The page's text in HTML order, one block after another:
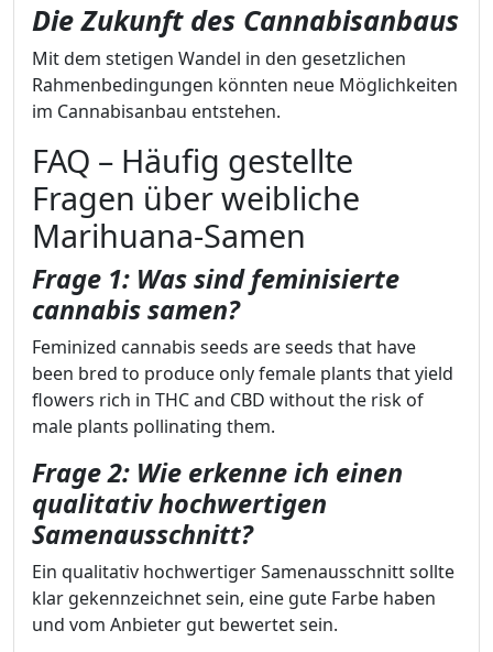
Die Zukunft des Cannabisanbaus
Mit dem stetigen Wandel in den gesetzlichen
Rahmenbedingungen könnten neue Möglichkeiten
im Cannabisanbau entstehen.
FAQ – Häufig gestellte
Fragen über weibliche
Marihuana-Samen
Frage 1: Was sind feminisierte
cannabis samen?
Feminized cannabis seeds are seeds that have
been bred to produce only female plants that yield
flowers rich in THC and CBD without the risk of
male plants pollinating them.
Frage 2: Wie erkenne ich einen
qualitativ hochwertigen
Samenausschnitt?
Ein qualitativ hochwertiger Samenausschnitt sollte
klar gekennzeichnet sein, eine gute Farbe haben
und vom Anbieter gut bewertet sein.